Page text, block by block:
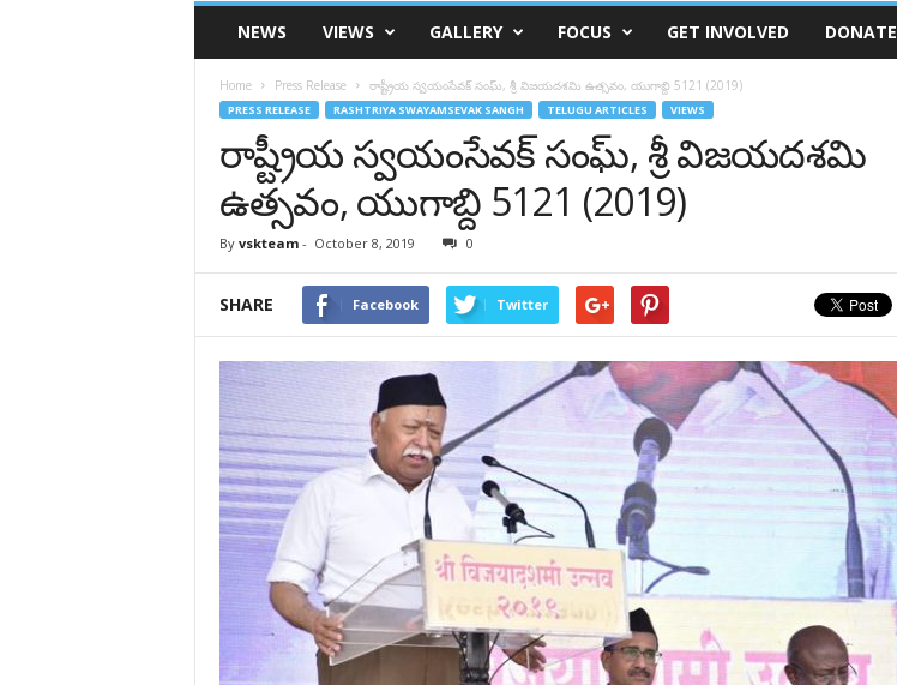
VSK
TelanganaNEWS VIEWS GALLERY FOCUS GET INVOLVED DONATE
Home Press Release రాష్ట్రీయ స్వయంసేవక్ సంఘ్, శ్రీ విజయదశమి ఉత్సవం, యుగాబ్ది 5121 (2019)
PRESS RELEASE RASHTRIYA SWAYAMSEVAK SANGH TELUGU ARTICLES VIEWS
రాష్ట్రీయ స్వయంసేవక్ సంఘ్, శ్రీ విజయదశమి
ఉత్సవం, యుగాబ్ది 5121 (2019)
By vskteam- October 8, 2019 0
SHARE Facebook Twitter